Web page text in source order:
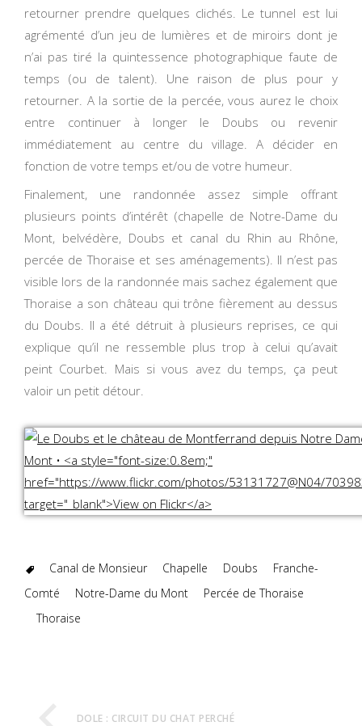
retourner prendre quelques clichés. Le tunnel est lui
agrémenté d’un jeu de lumières et de miroirs dont je
n’ai pas tiré la quintessence photographique faute de
temps (ou de talent). Une raison de plus pour y
retourner. A la sortie de la percée, vous aurez le choix
entre continuer à longer le Doubs ou revenir
immédiatement au centre du village. A décider en
fonction de votre temps et/ou de votre humeur.
Finalement, une randonnée assez simple offrant
plusieurs points d’intérêt (chapelle de Notre-Dame du
Mont, belvédère, Doubs et canal du Rhin au Rhône,
percée de Thoraise et ses aménagements). Il n’est pas
visible lors de la randonnée mais sachez également que
Thoraise a son château qui trône fièrement au dessus
du Doubs. Il a été détruit à plusieurs reprises, ce qui
explique qu’il ne ressemble plus trop à celui qu’avait
peint Courbet. Mais si vous avez du temps, ça peut
valoir un petit détour.
Canal de Monsieur Chapelle Doubs
Franche-
Comté
Notre-Dame du Mont
Percée de Thoraise
Thoraise
DOLE : CIRCUIT DU CHAT PERCHÉ